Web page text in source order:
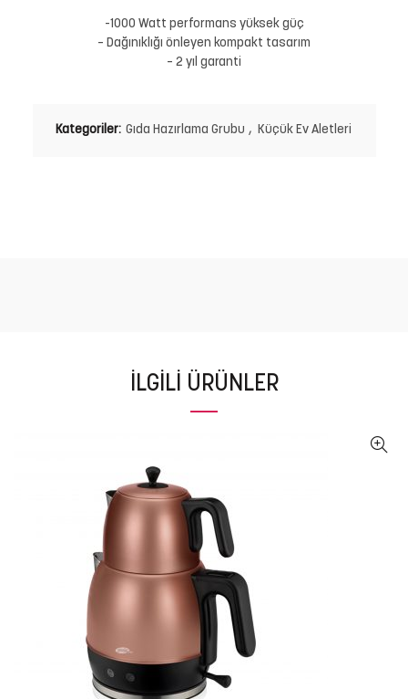
-1000 Watt performans yüksek güç
– Dağınıklığı önleyen kompakt tasarım
– 2 yıl garanti
Kategoriler: Gıda Hazırlama Grubu , Küçük Ev Aletleri
İLGILI ÜRÜNLER